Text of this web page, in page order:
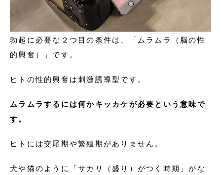
勃起に必要な２つ目の条件は、「ムラムラ（脳の性
的興奮）」です。
ヒトの性的興奮は刺激誘導型です。
ムラムラするには何かキッカケが必要という意味で
す。
ヒトには交尾期や繁殖期がありません。
犬や猫のように「サカリ（盛り）がつく時期」がな